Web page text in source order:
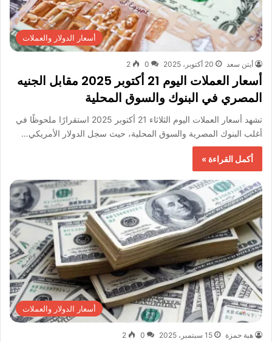
أسعار الدولار والعملات
أيتن سعد 20 أكتوبر، 2025 0
2
أسعار العملات اليوم 21 أكتوبر 2025 مقابل الجنيه
المصري في البنوك والسوق المحلية
تشهد أسعار العملات اليوم الثلاثاء 21 أكتوبر 2025 استقرارًا ملحوظًا في
أغلب البنوك المصرية والسوق المحلية، حيث سجل الدولار الأمريكي…
أكمل القراءة »
أسعار الدولار والعملات
هبة حمزة 15 سبتمبر، 2025 0
2